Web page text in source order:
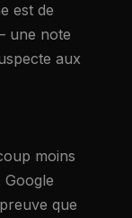
est de
une note
aux
moins
que